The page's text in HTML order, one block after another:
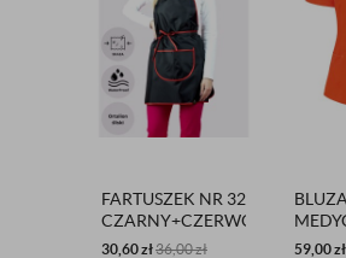
FARTUSZEK NR 32
CZARNY+CZERWONY
SKAZA
30,60zł36,00zł
BLUZA
RUDY
59,00zł